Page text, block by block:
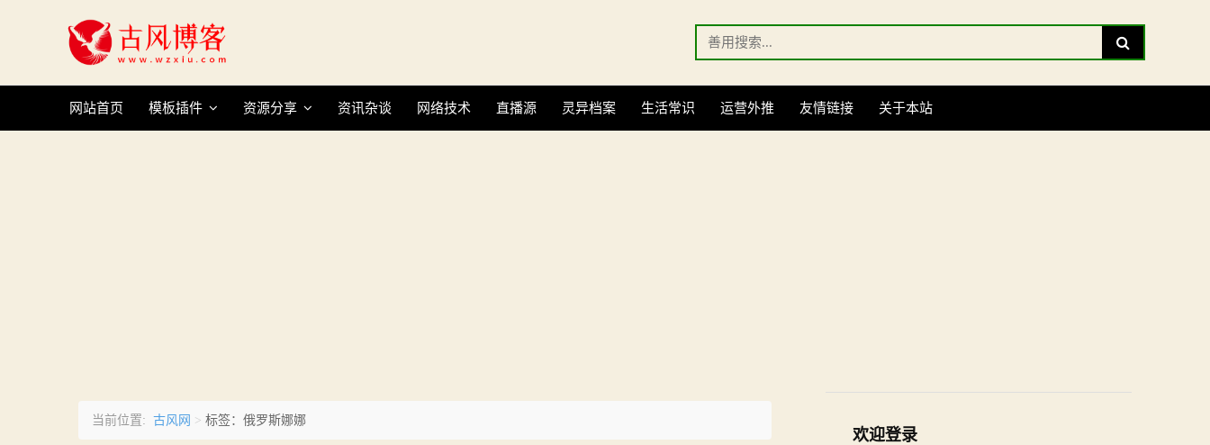
Search
for:
Search
网站首页 模板插件 资源分享 资讯杂谈 网络技术 直播源 灵异档案 生活常识 运营外推 友情链接 关于本站
当前位置: 古风网 > 标签：俄罗斯娜娜
欢迎登录